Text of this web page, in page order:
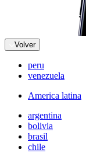
Volver
peru
venezuela
America latina
argentina
bolivia
brasil
chile